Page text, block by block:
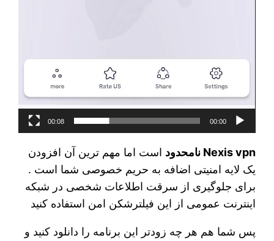
00:00
00:08
Nexis vpn نامحدود
است اما مهم ترین آن افزودن
یک لایه امنیتی اضافه به حریم خصوصی شما است .
برای جلوگیری از سرقت اطلاعات شخصی در شبکه
اینترنت عمومی از این فیلترشکن امن استفاده کنید
پس شما هم هر چه زودتر این برنامه را دانلود کنید و